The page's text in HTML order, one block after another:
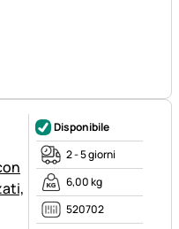
Disponibile
2 - 5 giorni
6,00 kg
520702